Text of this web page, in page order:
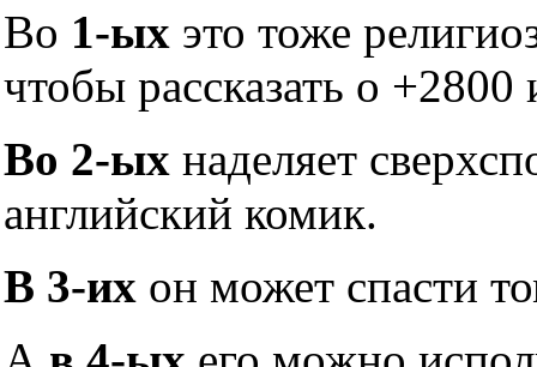
Во 1-ых это тоже
чтобы рассказать о +2800
Во 2-ых наделяет
английский комик.
В 3-их он может спасти